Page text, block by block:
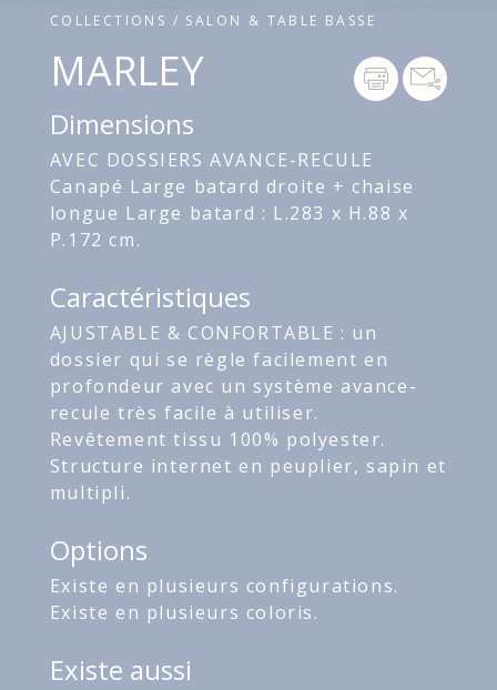
COLLECTIONS / SALON & TABLE BASSE
MARLEY
Dimensions
AVEC DOSSIERS AVANCE-RECULE
Canapé Large batard droite + chaise
longue Large batard : L.283 x H.88 x
P.172 cm.
Caractéristiques
AJUSTABLE & CONFORTABLE : un
dossier qui se règle facilement en
profondeur avec un système avance-
recule très facile à utiliser.
Revêtement tissu 100% polyester.
Structure internet en peuplier, sapin et
multipli.
Options
Existe en plusieurs configurations.
Existe en plusieurs coloris.
Existe aussi